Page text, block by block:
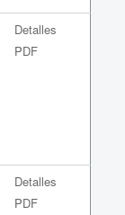
Detalles
PDF
Detalles
PDF